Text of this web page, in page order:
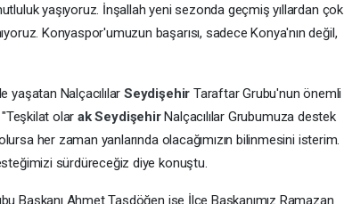
yaşıyoruz. İnşallah yeni sezonda geçmiş yıllardan çok
Konyaspor'umuzun başarısı, sadece Konya'nın değil,
yaşatan NalçacılılarSeydişehir Taraftar Grubu'nun önemli
"Teşkilat olarakSeydişehirNalçacılılar Grubumuza destek
her zaman yanlarında olacağımızın bilinmesini isterim.
sürdüreceğiz diye konuştu.
Başkanı Ahmet Taşdöğen ise İlçe Başkanımız Ramazan